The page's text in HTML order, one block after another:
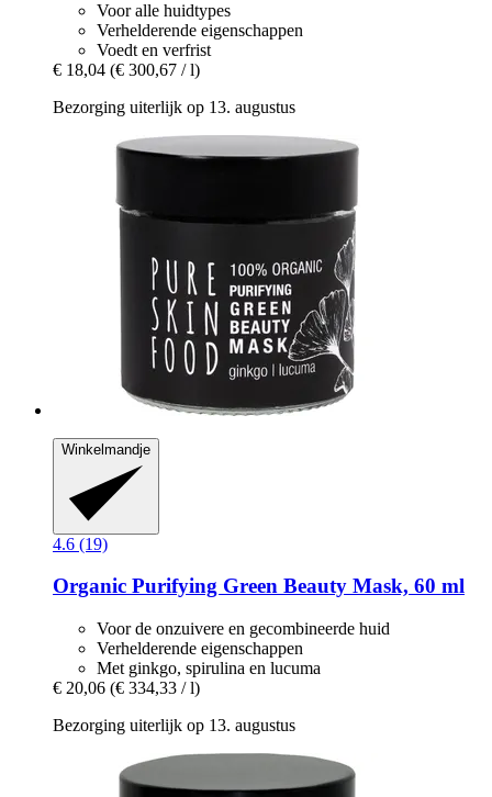
Voor alle huidtypes
Verhelderende eigenschappen
Voedt en verfrist
€ 18,04 (€ 300,67 / l)
Bezorging uiterlijk op 13. augustus
Winkelmandje
4.6 (19)
Organic Purifying Green Beauty Mask, 60 ml
Voor de onzuivere en gecombineerde huid
Verhelderende eigenschappen
Met ginkgo, spirulina en lucuma
€ 20,06 (€ 334,33 / l)
Bezorging uiterlijk op 13. augustus